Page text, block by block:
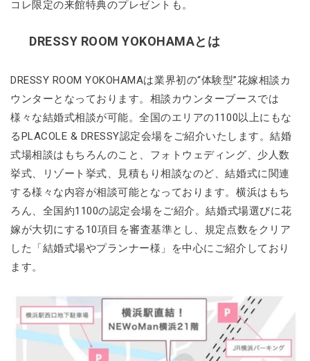
コレ限定の来館特典のプレゼントも。
DRESSY ROOM YOKOHAMAとは
DRESSY ROOM YOKOHAMAは業界初の“体験型”花嫁相談カ
ウンターとなっております。相談カウンターブースでは
様々な結婚式相談が可能。全国のエリアの1100以上にもな
るPLACOLE & DRESSY認定会場をご紹介いたします。結婚
式場相談はもちろんのこと、フォトウェディング、少人数
挙式、リゾート挙式、見積もり相談なのど、結婚式に関連
する様々な内容が相談可能となっております。横浜はもち
ろん、全国約1100の認定会場をご紹介。結婚式場選びに花
嫁が大切にする10項目を審査基準とし、規定点数をクリア
した「結婚式場やプランナー様」を中心にご紹介しており
ます。